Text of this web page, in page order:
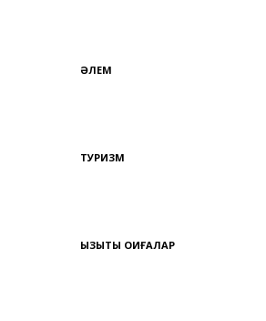
ӘЛЕМ
ТУРИЗМ
ҚЫЗЫҚТЫ ОҚИҒАЛАР